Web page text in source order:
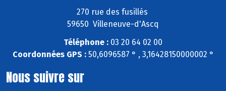
270 rue des fusillés
59650 Villeneuve-d'Ascq
Téléphone : 03 20 64 02 00
Coordonnées GPS :50,6096587 ° , 3,16428150000002 °
Nous suivre sur